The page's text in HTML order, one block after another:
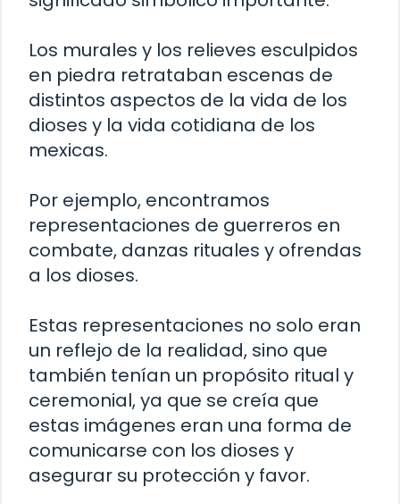
Los murales y los relieves esculpidos
en piedra retrataban escenas de
distintos aspectos de la vida de los
dioses y la vida cotidiana de los
mexicas.
Por ejemplo, encontramos
representaciones de guerreros en
combate, danzas rituales y ofrendas
a los dioses.
Estas representaciones no solo eran
un reflejo de la realidad, sino que
también tenían un propósito ritual y
ceremonial, ya que se creía que
estas imágenes eran una forma de
comunicarse con los dioses y
asegurar su protección y favor.